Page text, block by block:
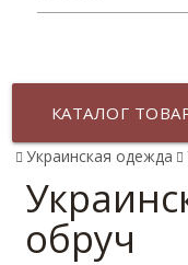
КАТАЛОГ
Украинская одежда
обруч